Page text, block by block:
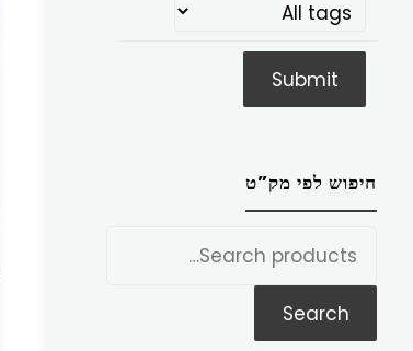
חיפוש לפי מק”ט
Search